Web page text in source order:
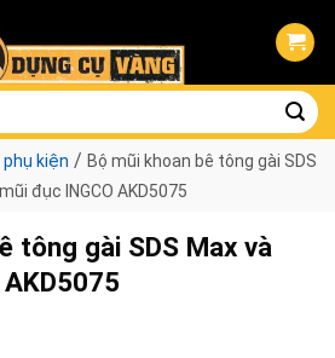
phụ kiện / Bộ mũi khoan bê tông gài SDS
đục INGCO AKD5075
tông gài SDS Max và